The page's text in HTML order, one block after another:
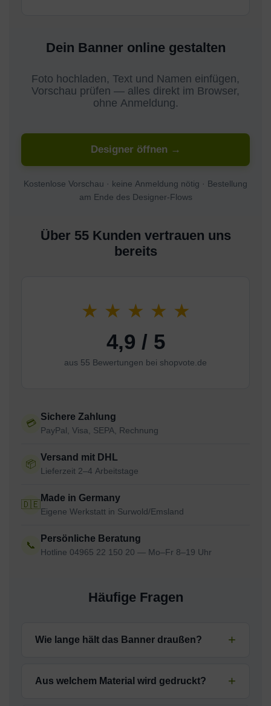
Dein Banner online gestalten
Foto hochladen, Text und Namen einfügen,
Vorschau prüfen — alles direkt im Browser,
ohne Anmeldung.
Designer öffnen
Kostenlose Vorschau · keine Anmeldung nötig · Bestellung
am Ende des Designer-Flows
Über 55 Kunden vertrauen uns
bereits
★ ★ ★ ★ ★
4,9 / 5
aus 55 Bewertungen bei shopvote.de
💳
Sichere Zahlung
PayPal, Visa, SEPA, Rechnung
📦
Versand mit DHL
Lieferzeit 2–4 Arbeitstage
🇩🇪
Made in Germany
Eigene Werkstatt in Surwold/Emsland
📞
Persönliche Beratung
Hotline 04965 22 150 20 — Mo–Fr 8–19 Uhr
Häufige Fragen
Wie lange hält das Banner draußen?
das wetterfeste PVC-Material problemlos 2–3
Aus welchem Material wird gedruckt?